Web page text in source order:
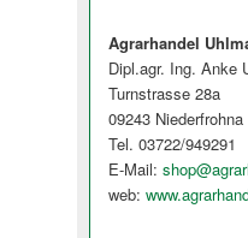
Agrarhandel
Dipl.agr. Ing. Anke
Turnstrasse 28a
09243 Niederfrohna
Tel. 03722/949291
E-Mail:
web: